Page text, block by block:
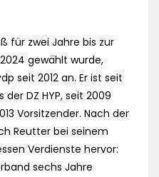
für zwei Jahre bis zur
gewählt wurde,
seit 2012 an. Er ist seit
DZ HYP, seit 2009
Vorsitzender. Nach der
Reutter bei seinem
Verdienste hervor:
sechs Jahre